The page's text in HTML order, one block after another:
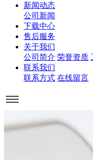
新闻动态
公司新闻
下载中心
售后服务
关于我们
公司简介 荣誉资质
联系我们
联系方式 在线留言